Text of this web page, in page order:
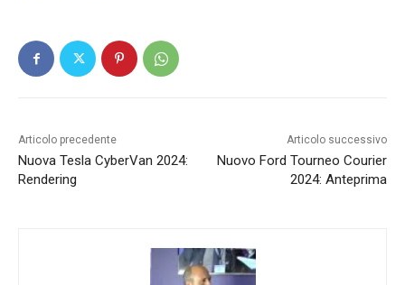
Articolo precedente
Nuova Tesla CyberVan 2024:
Rendering
Articolo successivo
Nuovo Ford Tourneo Courier
2024: Anteprima